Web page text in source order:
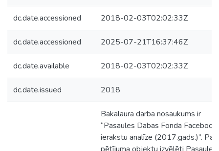
dc.date.accessioned 2018-02-03T02:02:33Z
dc.date.accessioned 2025-07-21T16:37:46Z
dc.date.available 2018-02-03T02:02:33Z
dc.date.issued 2018
Bakalaura darba nosaukums ir
“Pasaules Dabas Fonda Facebook
ierakstu analīze (2017.gads.)”. Par